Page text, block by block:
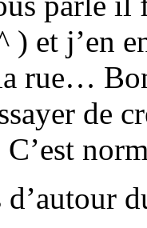
et j’en
rue…
de